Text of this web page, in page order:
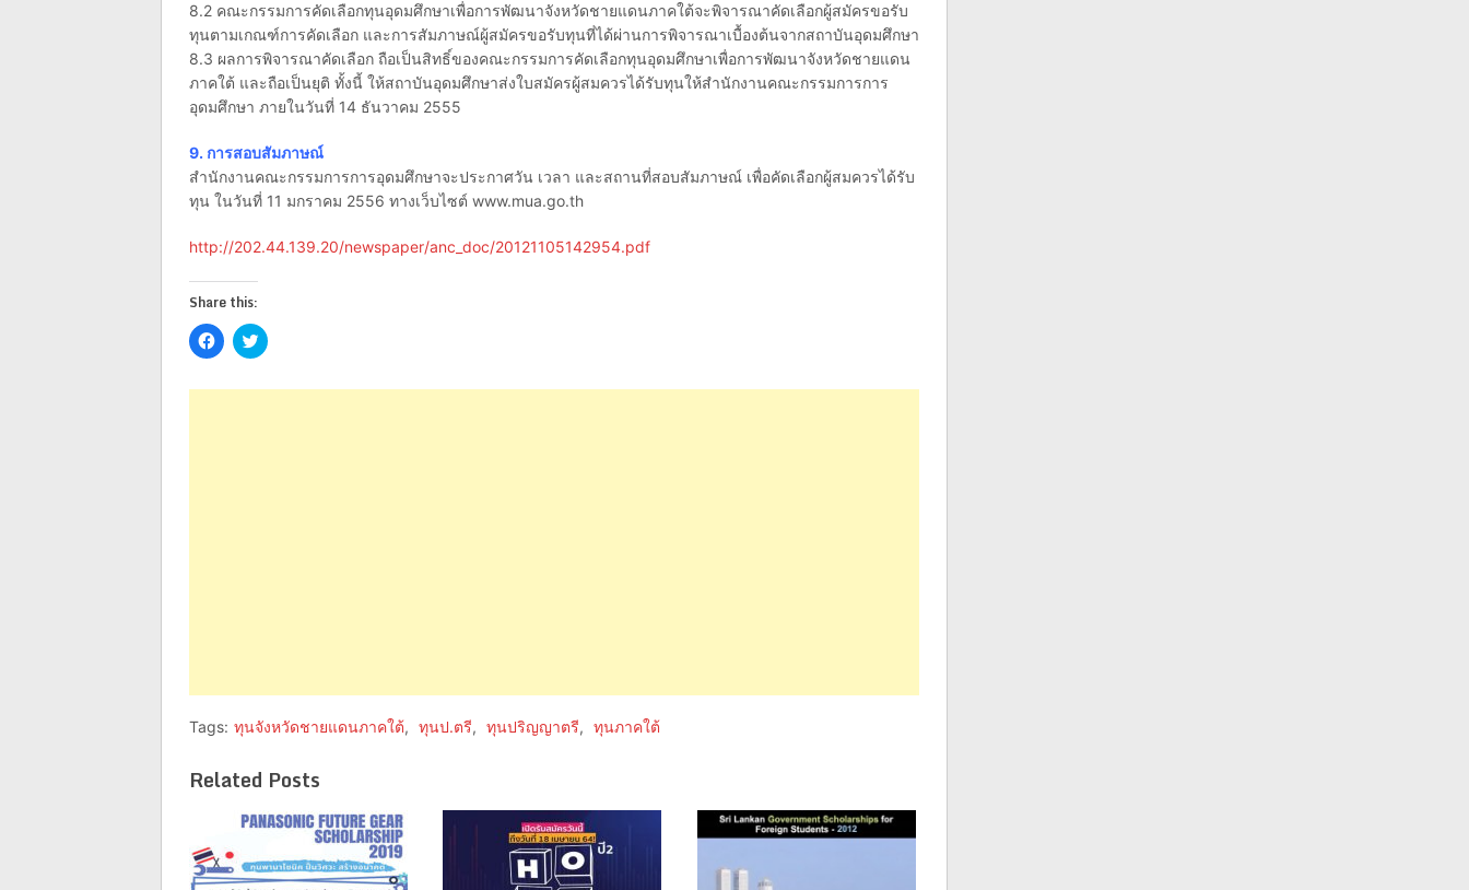
8.2 คณะกรรมการคัดเลือกทุนอุดมศึกษาเพื่อการพัฒนาจังหวัดชายแดนภาคใต้จะพิจารณาคัดเลือกผู้สมัครขอรับ
ทุนตามเกณฑ์การคัดเลือก และการสัมภาษณ์ผู้สมัครขอรับทุนที่ได้ผ่านการพิจารณาเบื้องต้นจากสถาบันอุดมศึกษา
8.3 ผลการพิจารณาคัดเลือก ถือเป็นสิทธิ์ของคณะกรรมการคัดเลือกทุนอุดมศึกษาเพื่อการพัฒนาจังหวัดชายแดน
ภาคใต้ และถือเป็นยุติ ทั้งนี้ ให้สถาบันอุดมศึกษาส่งใบสมัครผู้สมควรได้รับทุนให้สำนักงานคณะกรรมการการ
อุดมศึกษา ภายในวันที่ 14 ธันวาคม 2555
9. การสอบสัมภาษณ์
สำนักงานคณะกรรมการการอุดมศึกษาจะประกาศวัน เวลา และสถานที่สอบสัมภาษณ์ เพื่อคัดเลือกผู้สมควรได้รับ
ทุน ในวันที่ 11 มกราคม 2556 ทางเว็บไซต์ www.mua.go.th
http://202.44.139.20/newspaper/anc_doc/20121105142954.pdf
Share this:
Click
to
Facebook
Click
to
Twitter
Tags: ทุนจังหวัดชายแดนภาคใต้, ทุนป.ตรี, ทุนปริญญาตรี, ทุนภาคใต้
Related Posts